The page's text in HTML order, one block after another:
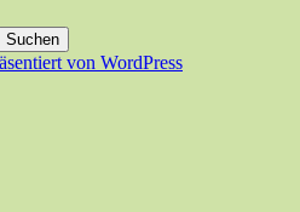
von WordPress